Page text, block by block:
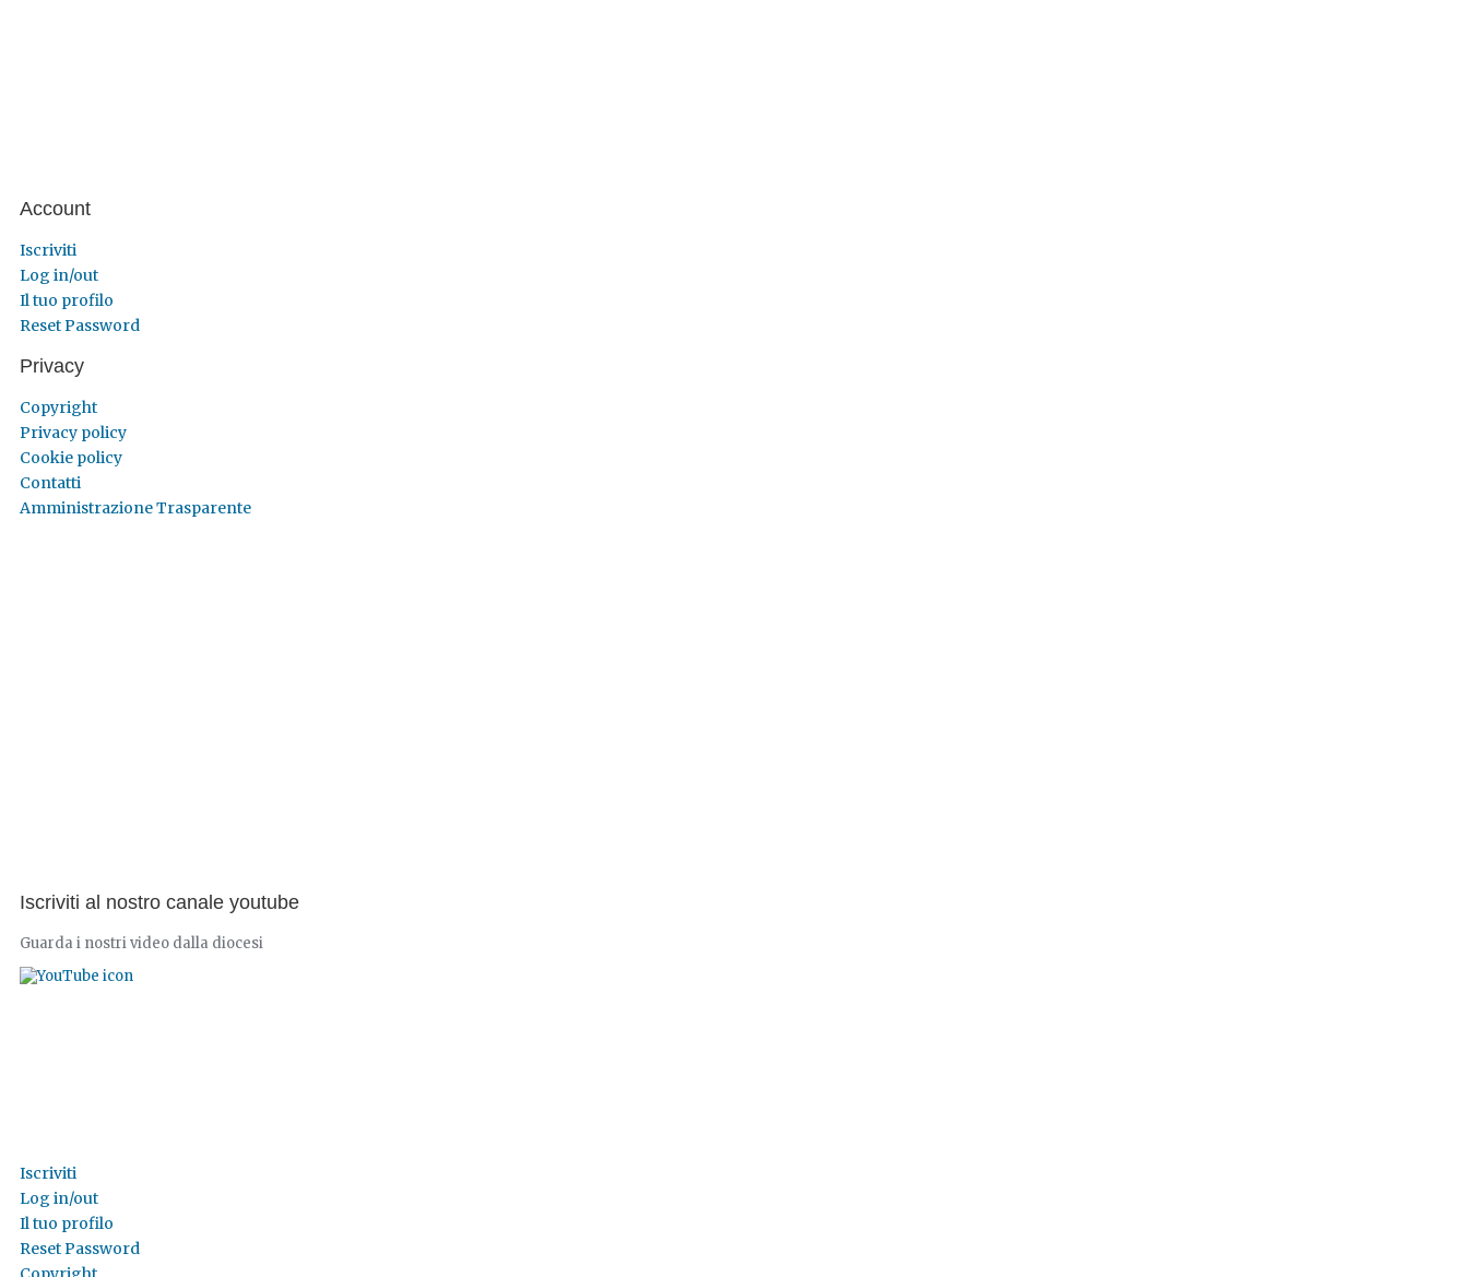
Account
Iscriviti
Log in/out
Il tuo profilo
Reset Password
Privacy
Copyright
Privacy policy
Cookie policy
Contatti
Amministrazione Trasparente
Iscriviti al nostro canale youtube
Guarda i nostri video dalla diocesi
Iscriviti
Log in/out
Il tuo profilo
Reset Password